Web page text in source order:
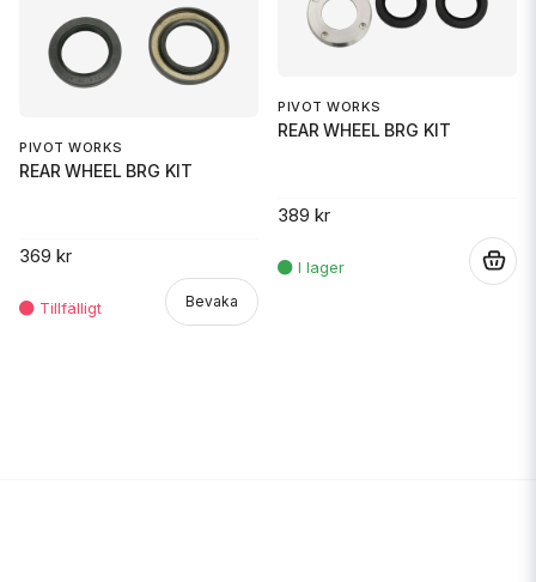
PIVOT WORKS
REAR WHEEL BRG KIT
369 kr
Bevaka
PIVOT WORKS
REAR WHEEL BRG KIT
389 kr